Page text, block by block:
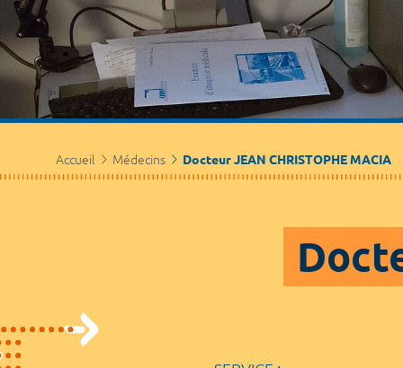
Accueil Médecins Docteur JEAN CHRISTOPHE MACIA